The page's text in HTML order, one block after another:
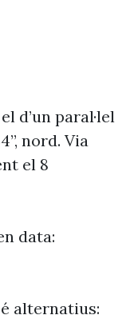
d’un paral·lel
nord. Via
el 8
data:
alternatius: